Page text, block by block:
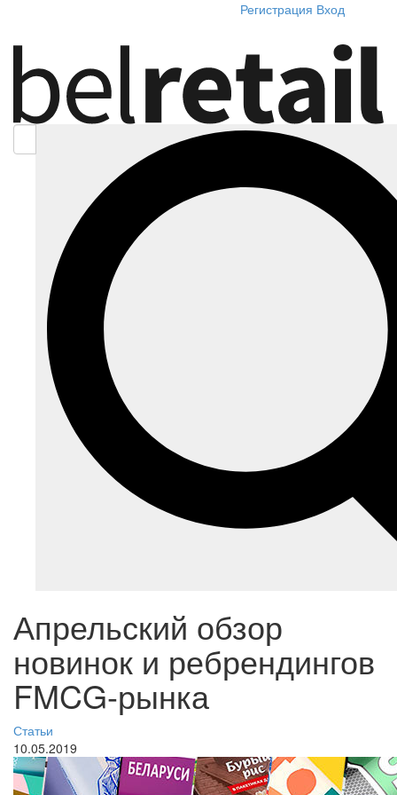
Регистрация Вход
Апрельский обзор
новинок и ребрендингов
FMCG-рынка
Статьи
10.05.2019